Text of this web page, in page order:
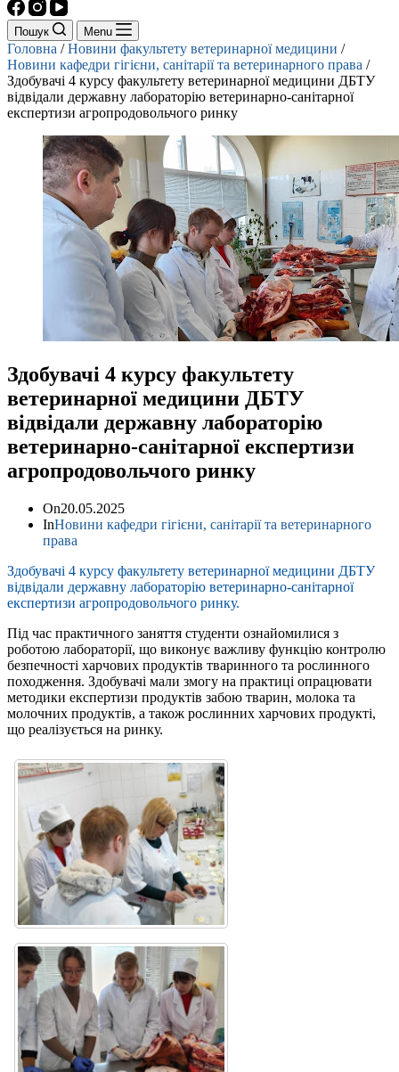
Пошук Menu
Головна /Новини факультету ветеринарної медицини /
Новини кафедри гігієни, санітарії та ветеринарного права /
Здобувачі 4 курсу факультету ветеринарної медицини ДБТУ
відвідали державну лабораторію ветеринарно-санітарної
експертизи агропродовольчого ринку
Здобувачі 4 курсу факультету
ветеринарної медицини ДБТУ
відвідали державну лабораторію
ветеринарно-санітарної експертизи
агропродовольчого ринку
On20.05.2025
InНовини кафедри гігієни, санітарії та ветеринарного
права
Здобувачі 4 курсу факультету ветеринарної медицини ДБТУ
відвідали державну лабораторію ветеринарно-санітарної
експертизи агропродовольчого ринку.
Під час практичного заняття студенти ознайомилися з
роботою лабораторії, що виконує важливу функцію контролю
безпечності харчових продуктів тваринного та рослинного
походження. Здобувачі мали змогу на практиці опрацювати
методики експертизи продуктів забою тварин, молока та
молочних продуктів, а також рослинних харчових продукті,
що реалізується на ринку.